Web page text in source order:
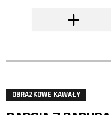
OBRAZKOWE KAWAŁY